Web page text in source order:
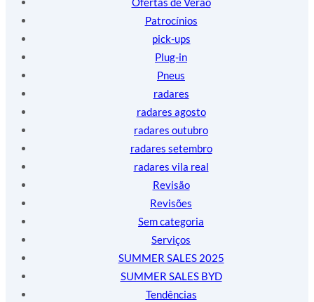
Patrocínios
pick-ups
Plug-in
Pneus
radares
radares agosto
radares outubro
radares setembro
radares vila real
Revisão
Revisões
Sem categoria
Serviços
SUMMER SALES 2025
SUMMER SALES BYD
Tendências